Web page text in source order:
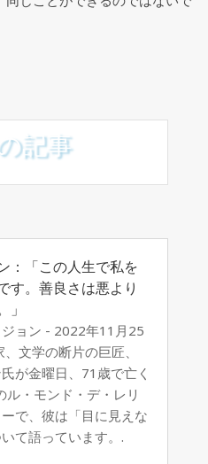
記事
：「この人生で私を
す。善良さは悪より
」
ョン - 2022年11月25
文学の断片の巨匠、
が金曜日、71歳で亡く
・モンド・デ・レリ
で、彼は「目に見えな
て語っています。.